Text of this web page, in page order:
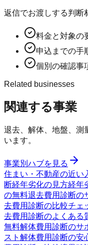
返信でお渡しする判断
料金と対象の
申込までの手
個別の確認事
Related businesses
関連する事業
退去、解体、地盤、測
います。
事業別ハブを見る
住まい・不動産の近い
断経年劣化の見方経年
の無料退去費用診断の
去費用診断の比較チェ
去費用診断のよくある
無料解体費用診断のサ
スト 解体費用診断の安